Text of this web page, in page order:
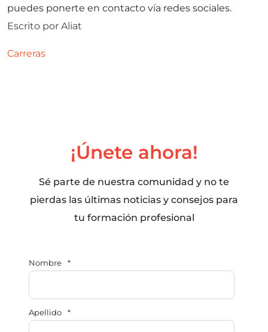
puedes ponerte en contacto vía redes sociales.
Escrito por Aliat
Carreras
¡Únete ahora!
Sé parte de nuestra comunidad y no te
pierdas las últimas noticias y consejos para
tu formación profesional
Nombre *
Apellido *